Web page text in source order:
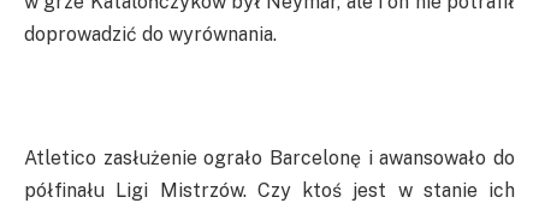
doprowadzić do wyrównania.
Atletico zasłużenie ograło Barcelonę i awansowało do
półfinału Ligi Mistrzów. Czy ktoś jest w stanie ich